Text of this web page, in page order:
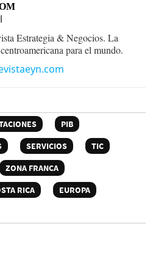
Estrategia & Negocios. La
para el mundo.
PIB
SERVICIOS
TIC
ZONA FRANCA
RICA
EUROPA